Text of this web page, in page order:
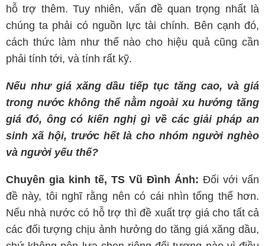
hỗ trợ thêm. Tuy nhiên, vấn đề quan trọng nhất là
chúng ta phải có nguồn lực tài chính. Bên cạnh đó,
cách thức làm như thế nào cho hiệu quả cũng cần
phải tính tới, và tính rất kỹ.
Nếu như giá xăng dầu tiếp tục tăng cao, và giá
trong nước không thể nằm ngoài xu hướng tăng
giá đó, ông có kiến nghị gì về các giải pháp an
sinh xã hội, trước hết là cho nhóm người nghèo
và người yếu thế?
Chuyên gia kinh tế, TS Vũ Đình Ánh: Đối với vấn
đề này, tôi nghĩ rằng nên có cái nhìn tổng thể hơn.
Nếu nhà nước có hỗ trợ thì đề xuất trợ giá cho tất cả
các đối tượng chịu ảnh hưởng do tăng giá xăng dầu,